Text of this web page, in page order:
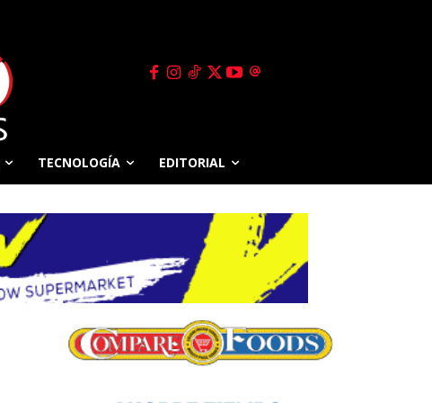
TECNOLOGÍA EDITORIAL